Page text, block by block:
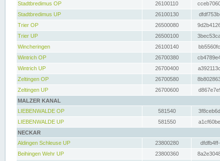
Stadtbredimus OP
26100110
Stadtbredimus UP
26100130
Trier OP
26500080
Trier UP
26500100
Wincheringen
26100140
Wintrich OP
26700380
Wintrich UP
26700400
Zeltingen OP
26700580
Zeltingen UP
26700600
MALZER KANAL
LIEBENWALDE OP
581540
LIEBENWALDE UP
581550
NECKAR
Aldingen Schleuse UP
23800280
Beihingen Wehr UP
23800360